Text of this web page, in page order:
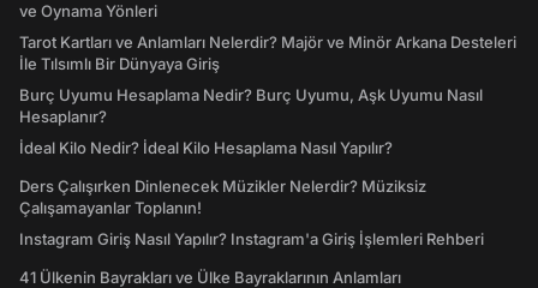
ve Oynama Yönleri
Tarot Kartları ve Anlamları Nelerdir? Majör ve Minör Arkana Desteleri
İle Tılsımlı Bir Dünyaya Giriş
Burç Uyumu Hesaplama Nedir? Burç Uyumu, Aşk Uyumu Nasıl
Hesaplanır?
İdeal Kilo Nedir? İdeal Kilo Hesaplama Nasıl Yapılır?
Ders Çalışırken Dinlenecek Müzikler Nelerdir? Müziksiz
Çalışamayanlar Toplanın!
Instagram Giriş Nasıl Yapılır? Instagram'a Giriş İşlemleri Rehberi
41 Ülkenin Bayrakları ve Ülke Bayraklarının Anlamları